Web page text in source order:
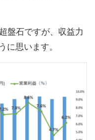
盤石ですが、収益力
に思います。